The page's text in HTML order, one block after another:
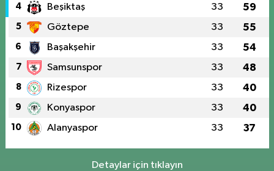
4 Beşiktaş 33 59
5 Göztepe 33 55
6 Başakşehir 33 54
7 Samsunspor 33 48
8 Rizespor 33 40
9 Konyaspor 33 40
10 Alanyaspor 33 37
Detaylar için tıklayın